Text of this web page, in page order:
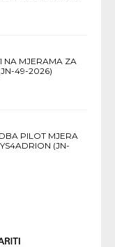
NA MJERAMA ZA
49-2026)
PILOT MJERA
(JN-